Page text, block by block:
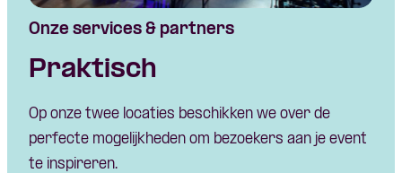
Onze services & partners
Praktisch
Op onze twee locaties beschikken we over de
perfecte mogelijkheden om bezoekers aan je event
te inspireren.